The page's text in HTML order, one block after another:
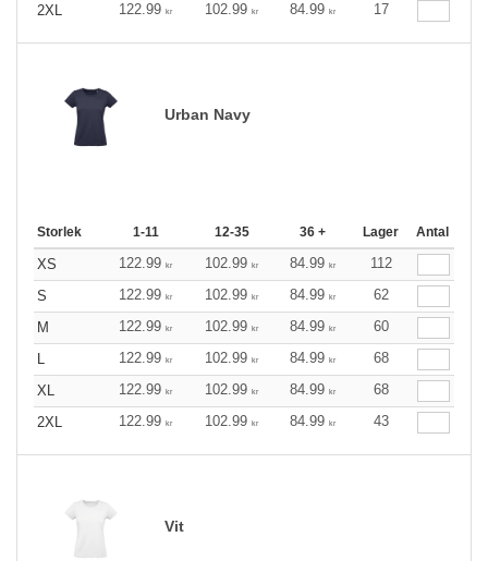
2XL
122.99 kr 102.99 kr 84.99 kr 17
Urban Navy
Storlek 1-11 12-35 36 + Lager Antal
XS 122.99 kr 102.99 kr 84.99 kr
112
S
122.99 kr 102.99 kr 84.99 kr
62
M
122.99 kr 102.99 kr 84.99 kr
60
L
122.99 kr 102.99 kr 84.99 kr
68
XL
122.99 kr 102.99 kr 84.99 kr
68
2XL
122.99 kr 102.99 kr 84.99 kr 43
Vit